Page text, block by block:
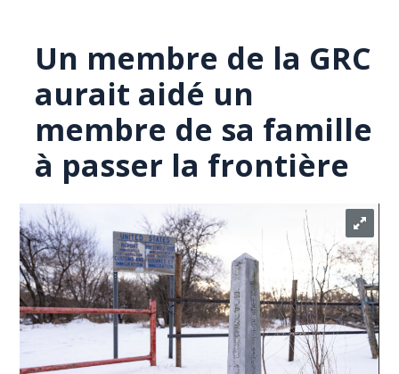
Un membre de la GRC
aurait aidé un
membre de sa famille
à passer la frontière